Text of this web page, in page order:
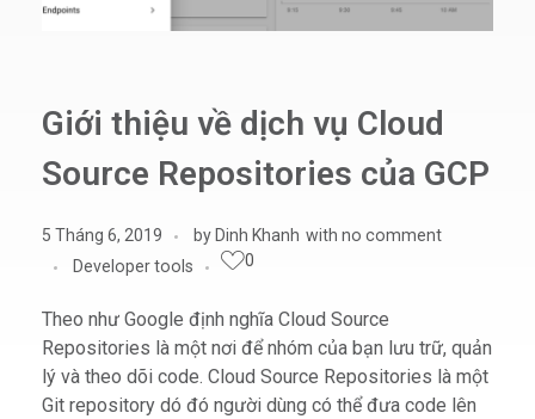
Giới thiệu về dịch vụ Cloud
Source Repositories của GCP
5 Tháng 6, 2019 by Dinh Khanh with no comment
Developer tools
0
Theo như Google định nghĩa Cloud Source
Repositories là một nơi để nhóm của bạn lưu trữ, quản
lý và theo dõi code. Cloud Source Repositories là một
Git repository dó đó người dùng có thể đưa code lên